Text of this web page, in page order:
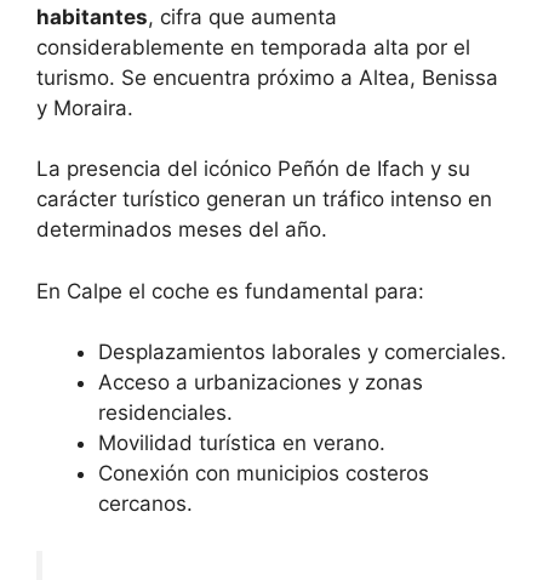
habitantes, cifra que aumenta
considerablemente en temporada alta por el
turismo. Se encuentra próximo a Altea, Benissa
y Moraira.
La presencia del icónico Peñón de Ifach y su
carácter turístico generan un tráfico intenso en
determinados meses del año.
En Calpe el coche es fundamental para:
Desplazamientos laborales y comerciales.
Acceso a urbanizaciones y zonas
residenciales.
Movilidad turística en verano.
Conexión con municipios costeros
cercanos.